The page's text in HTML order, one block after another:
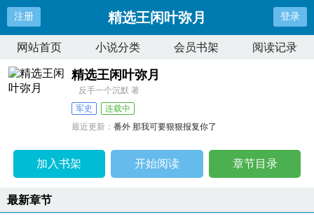
注册 精选王闲叶弥月 登录
网站首页 小说分类 会员书架 阅读记录
精选王闲叶弥月
反手一个沉默 著
军史
连载中
最近更新：番外 那我可要狠狠报复你了
加入书架 开始阅读 章节目录
最新章节